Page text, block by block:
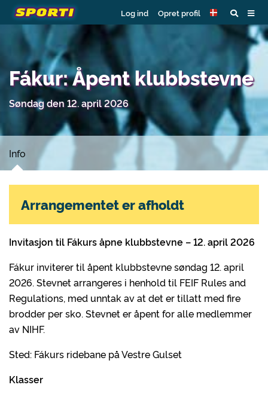
Log ind Opret profil
Fákur: Åpent klubbstevne
Søndag den 12. april 2026
Info
Invitasjon til Fákurs åpne klubbstevne – 12. april 2026
Fákur inviterer til åpent klubbstevne søndag 12. april
2026. Stevnet arrangeres i henhold til FEIF Rules and
Regulations, med unntak av at det er tillatt med fire
brodder per sko. Stevnet er åpent for alle medlemmer
av NIHF.
Sted: Fákurs ridebane på Vestre Gulset
Klasser
Arrangementet er afholdt